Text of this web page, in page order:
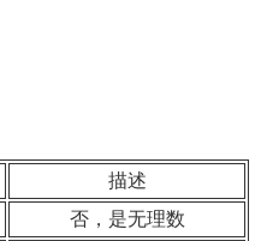
描述
否，是无理数